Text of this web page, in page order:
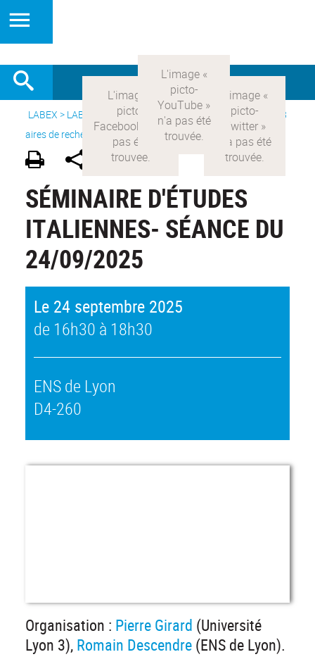
LABEX > LABEX COMOD> Version française > Recherche >
8
aires de recherche> Modernités italiennes
SÉMINAIRE D'ÉTUDES
ITALIENNES- SÉANCE DU
24/09/2025
Le 24 septembre 2025
de 16h30 à 18h30
ENS de Lyon
D4-260
Organisation : Pierre Girard (Université
Lyon 3), Romain Descendre (ENS de Lyon).